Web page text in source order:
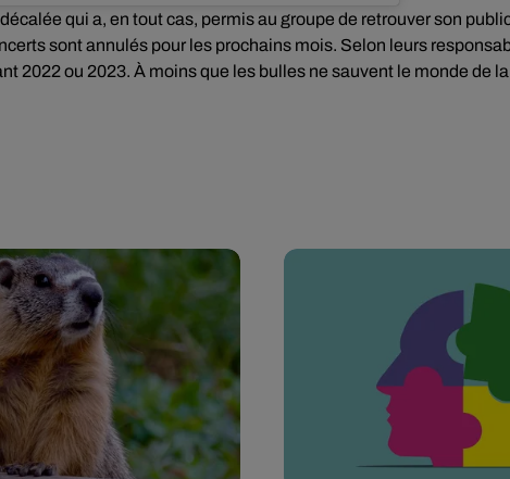
qui a, en tout cas, permis au groupe de retrouver son
sont annulés pour les prochains mois. Selon leurs
2022 ou 2023. À moins que les bulles ne sauvent le monde de